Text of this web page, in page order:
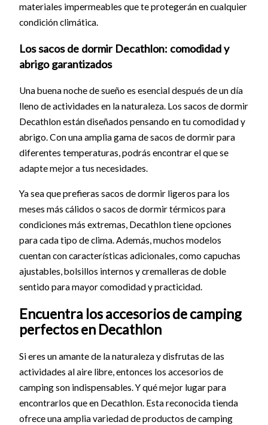
materiales impermeables que te protegerán en cualquier
condición climática.
Los sacos de dormir Decathlon: comodidad y
abrigo garantizados
Una buena noche de sueño es esencial después de un día
lleno de actividades en la naturaleza. Los sacos de dormir
Decathlon están diseñados pensando en tu comodidad y
abrigo. Con una amplia gama de sacos de dormir para
diferentes temperaturas, podrás encontrar el que se
adapte mejor a tus necesidades.
Ya sea que prefieras sacos de dormir ligeros para los
meses más cálidos o sacos de dormir térmicos para
condiciones más extremas, Decathlon tiene opciones
para cada tipo de clima. Además, muchos modelos
cuentan con características adicionales, como capuchas
ajustables, bolsillos internos y cremalleras de doble
sentido para mayor comodidad y practicidad.
Encuentra los accesorios de camping
perfectos en Decathlon
Si eres un amante de la naturaleza y disfrutas de las
actividades al aire libre, entonces los accesorios de
camping son indispensables. Y qué mejor lugar para
encontrarlos que en Decathlon. Esta reconocida tienda
ofrece una amplia variedad de productos de camping